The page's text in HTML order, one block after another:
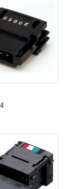
っても、流通
す。
は販売店へお
状況ページへ
うえ
業取扱
価格
）の
品で
非含
ある
質）の
す予
質）の
中の